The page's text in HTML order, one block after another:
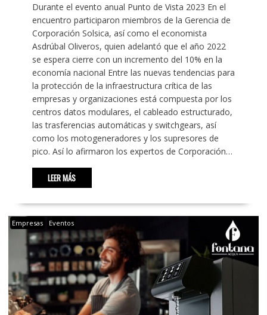
Durante el evento anual Punto de Vista 2023 En el
encuentro participaron miembros de la Gerencia de
Corporación Solsica, así como el economista
Asdrúbal Oliveros, quien adelantó que el año 2022
se espera cierre con un incremento del 10% en la
economía nacional Entre las nuevas tendencias para
la protección de la infraestructura crítica de las
empresas y organizaciones está compuesta por los
centros datos modulares, el cableado estructurado,
las trasferencias automáticas y switchgears, así
como los motogeneradores y los supresores de
pico. Así lo afirmaron los expertos de Corporación…
LEER MÁS
Empresas Eventos